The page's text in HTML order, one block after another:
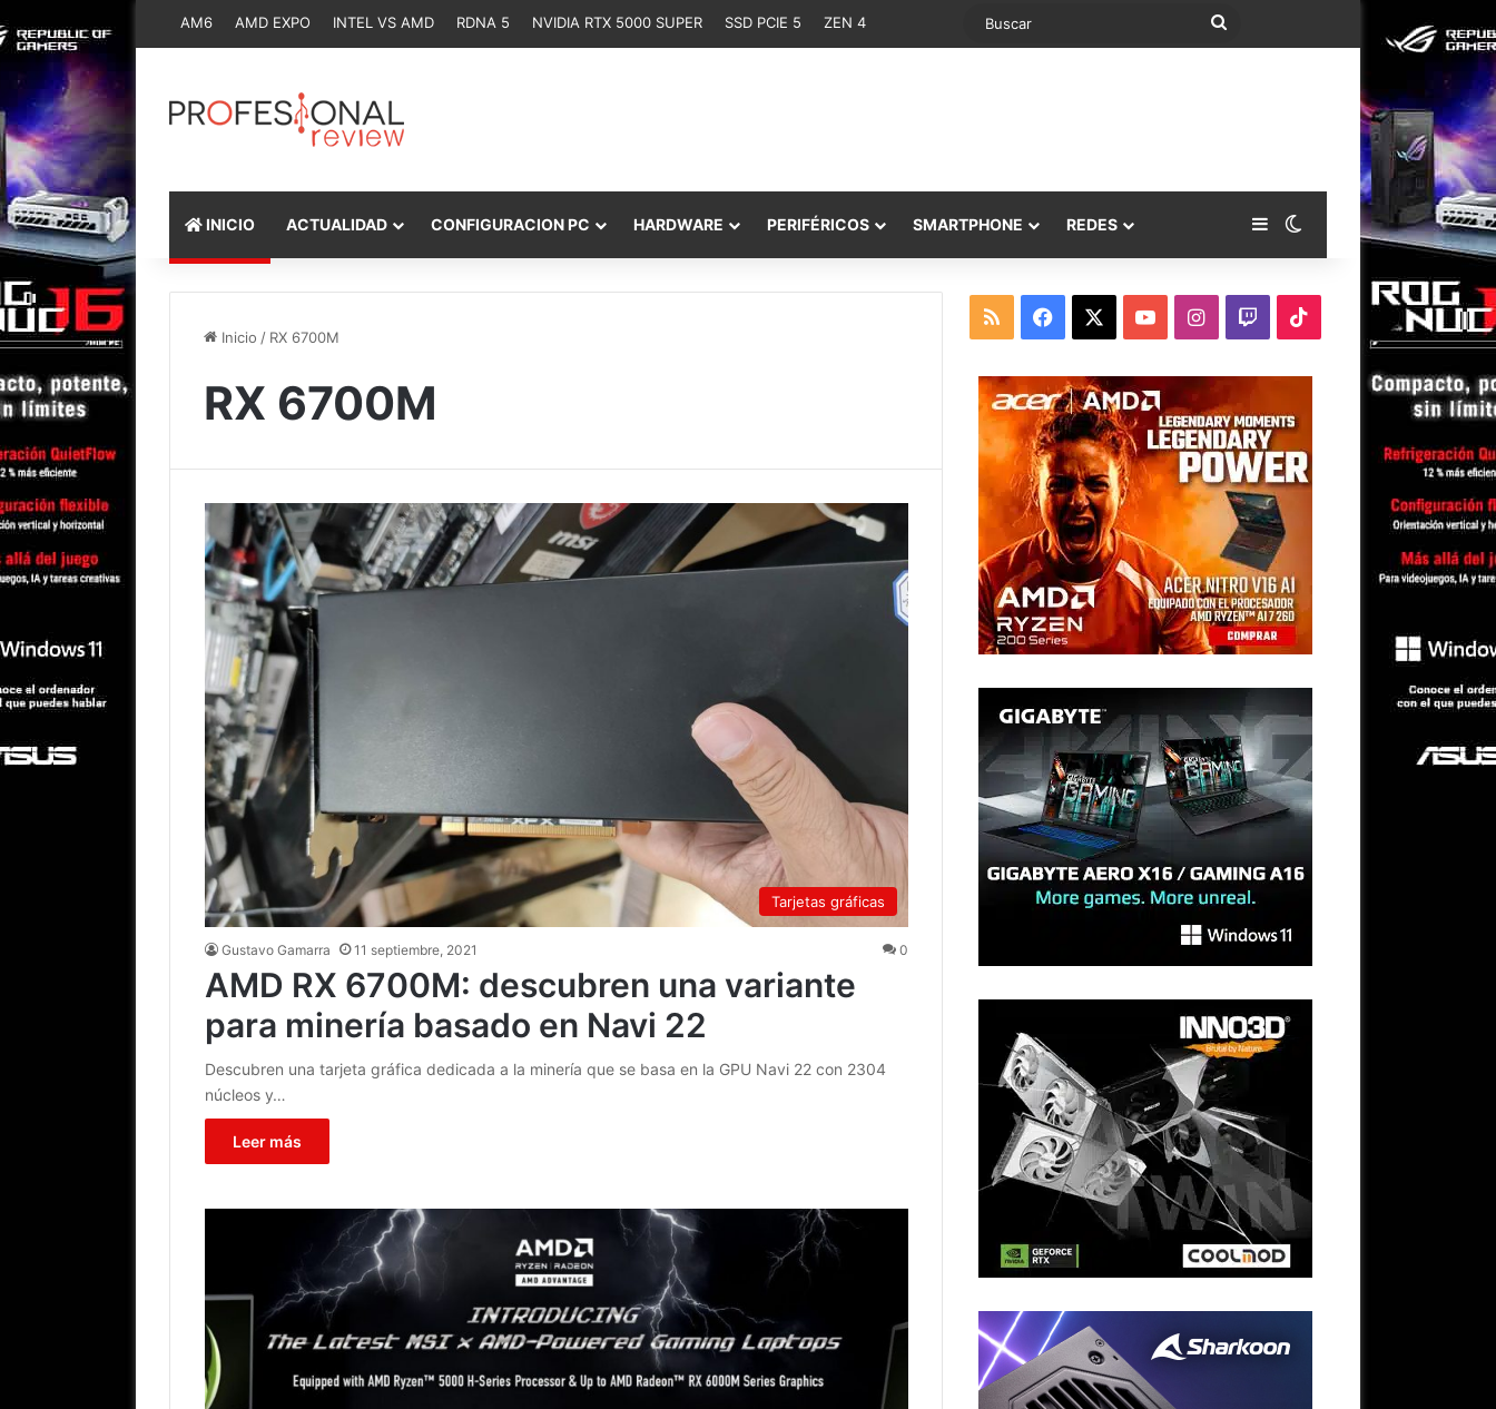
AM6 AMD EXPO INTEL VS AMD RDNA 5 NVIDIA RTX 5000 SUPER SSD PCIE 5 ZEN 4 Buscar
INICIO ACTUALIDAD CONFIGURACION PC HARDWARE PERIFÉRICOS SMARTPHONE REDES Barra lateral
Switch skin
Inicio / RX 6700M
RX 6700M
Tarjetas gráficas
Gustavo Gamarra 11 septiembre, 2021 0
AMD RX 6700M: descubren una variante
para minería basado en Navi 22
Descubren una tarjeta gráfica dedicada a la minería que se basa en la GPU Navi 22 con 2304
núcleos y…
Leer más
RSS Facebook YouTubeInstagram
TwitchTikTok